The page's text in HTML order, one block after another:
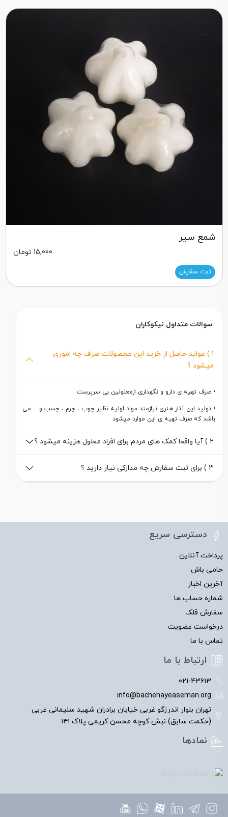
شمع سیر
15,000 تومان
ثبت سفارش
سوالات متداول نیکوکاران
۱ ) عواید حاصل از خرید این محصولات صرف چه اموری
میشود ؟
• صرف تهیه ی دارو و نگهداری ازمعلولین بی سرپرست
• تولید این آثار هنری نیازمند مواد اولیه نظیر چوب ، چرم ، چسب و.... می
باشد که صرف تهیه ی این موارد میشود
۲ ) آیا واقعا کمک های مردم برای افراد معلول هزینه میشود ؟
۳ ) برای ثبت سفارش چه مدارکی نیاز دارید ؟
دسترسی سریع
پرداخت آنلاین
حامی باش
آخرین اخبار
شماره حساب ها
سفارش قلک
درخواست عضویت
تماس با ما
ارتباط با ما
021-43613
info@bachehayeaseman.org
تهران بلوار اندرزگو غربی خیابان برادران شهید سلیمانی غربی
(حکمت سابق) نبش کوچه محسن کریمی پلاک ۱۴۱
نمادها